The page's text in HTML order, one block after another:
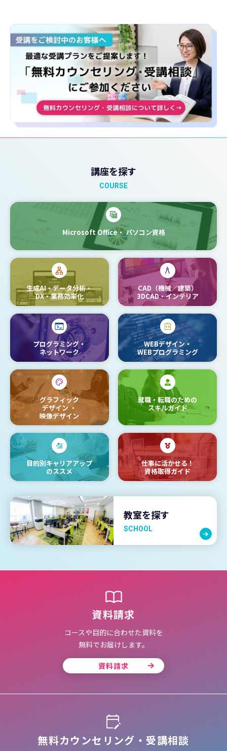
講座を探す
COURSE
Microsoft Office・パソコン資格
生成AI・データ分析・
DX・業務効率化
CAD（機械／建築）
3DCAD・インテリア
プログラミング・
ネットワーク
WEBデザイン・
WEBプログラミング
グラフィック
デザイン・
映像デザイン
就職・転職のための
スキルガイド
目的別キャリアアップ
のススメ
仕事に活かせる！
資格取得ガイド
教室を探す
SCHOOL
資料請求
コースや目的に合わせた資料を
無料でお届けします。
資料請求
無料カウンセリング・受講相談